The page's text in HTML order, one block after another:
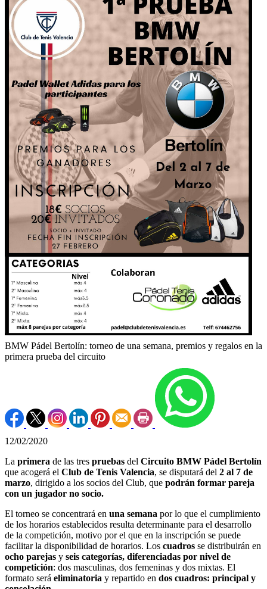
BMW Pádel Bertolín: torneo de una semana, premios y regalos en la
primera prueba del circuito
12/02/2020
La primera de las tres pruebas del Circuito BMW Pádel Bertolín
que acogerá el Club de Tenis Valencia, se disputará del 2 al 7 de
marzo, dirigido a los socios del Club, que podrán formar pareja
con un jugador no socio.
El torneo se concentrará en una semana por lo que el cumplimiento
de los horarios establecidos resulta determinante para el desarrollo
de la competición, motivo por el que en la inscripción se puede
facilitar la disponibilidad de horarios. Los cuadros se distribuirán en
ocho parejas y seis categorías, diferenciadas por nivel de
competición: dos masculinas, dos femeninas y dos mixtas. El
formato será eliminatoria y repartido en dos cuadros: principal y